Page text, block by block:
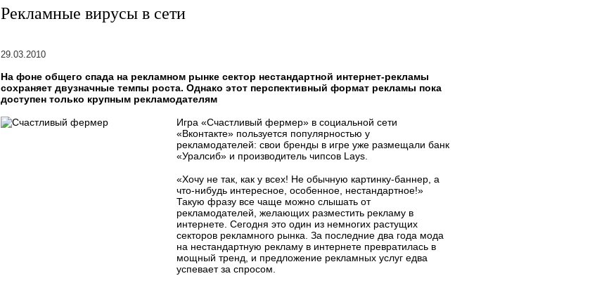
Рекламные вирусы в сети
29.03.2010
На фоне общего спада на рекламном рынке сектор нестандартной интернет-рекламы
сохраняет двузначные темпы роста. Однако этот перспективный формат рекламы пока
доступен только крупным рекламодателям
Игра «Счастливый фермер» в социальной сети
«Вконтакте» пользуется популярностью у
рекламодателей: свои бренды в игре уже размещали банк
«Уралсиб» и производитель чипсов Lays.
«Хочу не так, как у всех! Не обычную картинку-баннер, а
что-нибудь интересное, особенное, нестандартное!»
Такую фразу все чаще можно слышать от
рекламодателей, желающих разместить рекламу в
интернете. Сегодня это один из немногих растущих
секторов рекламного рынка. За последние два года мода
на нестандартную рекламу в интернете превратилась в
мощный тренд, и предложение рекламных услуг едва
успевает за спросом.